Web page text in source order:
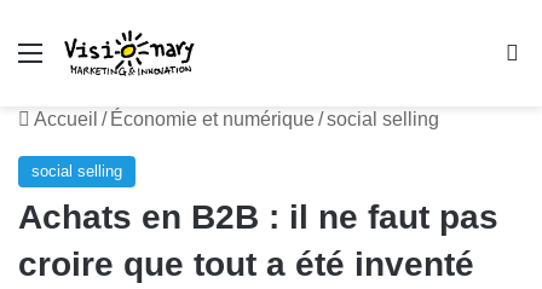
Menu
Accueil / Économie et numérique/social selling
social selling
Achats en B2B : il ne faut pas
croire que tout a été inventé